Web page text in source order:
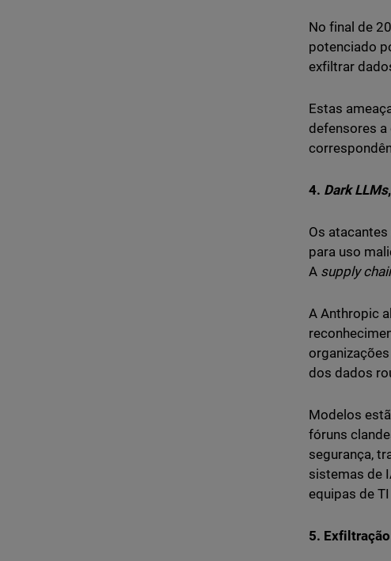
No final de
potenciado
exfiltrar
Estas
defensores a
4. Dark LLMs,
Os
para uso
A supply
A Anthropic
dos dados
Modelos
fóruns
segurança,
sistemas de
equipas de
5.